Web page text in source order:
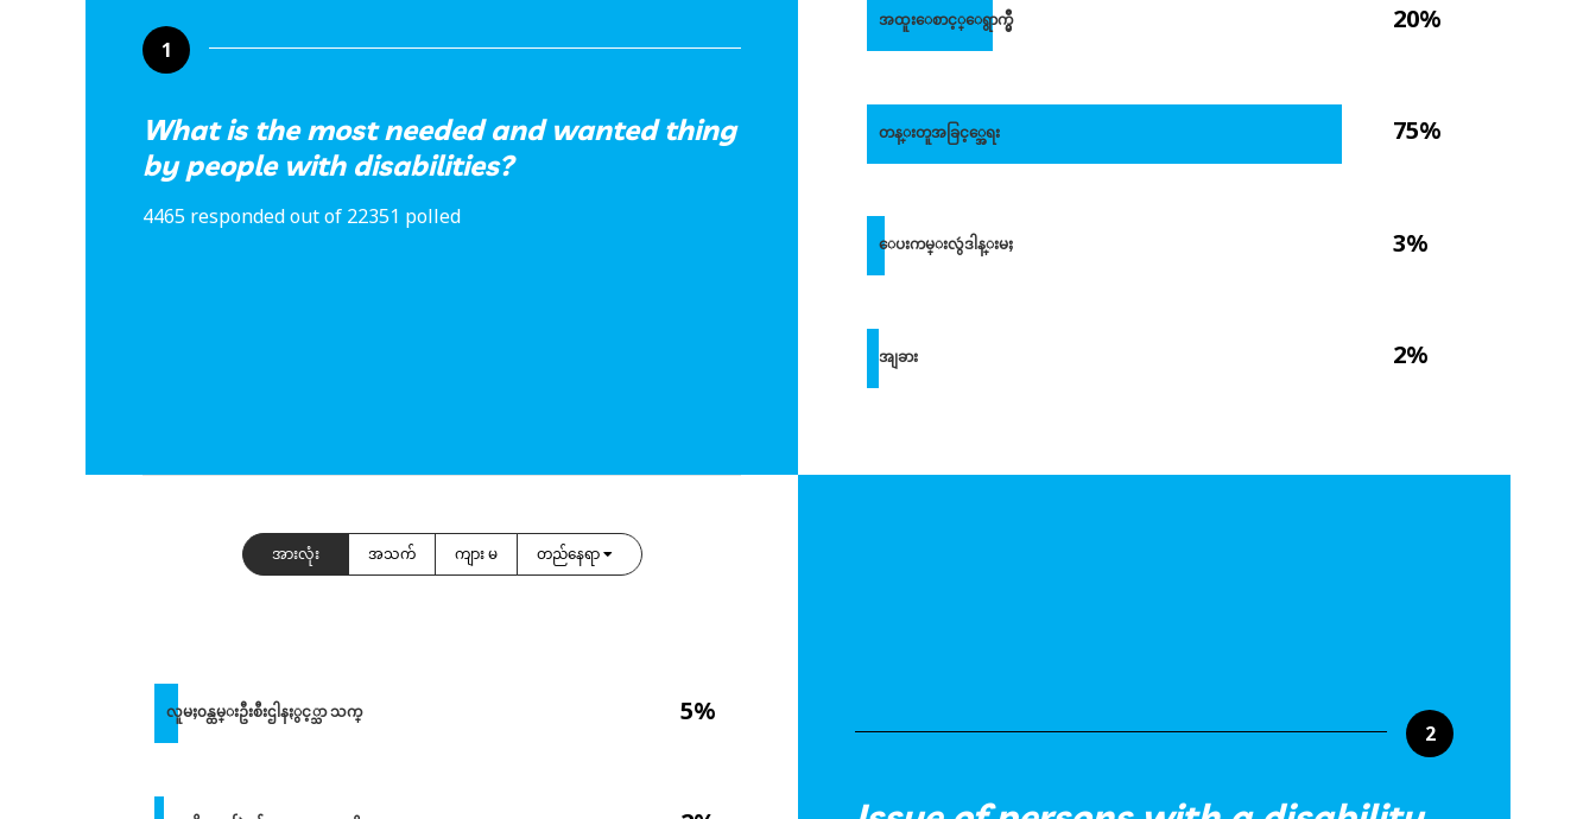
1
What is the most needed and wanted thing
by people with disabilities?
4465 responded out of 22351 polled
20%
75%
3%
2%
အထူးေစာင့္ေရွာက္မွဳ
တန္းတူအခြင့္အေရး
ေပးကမ္းလွဴဒါန္းမႈ
အျခား
2
အားလုံး အသက် ကျား မ တည်နေရာ
5%
လူမႈ၀န္ထမ္းဦးစီးဌါနႏွင့္သာ သက္